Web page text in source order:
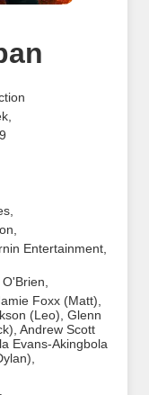
,
Entertainment
Foxx (Matt)
(Leo) Glenn
,Andrew Scott
Evans-Akingbola